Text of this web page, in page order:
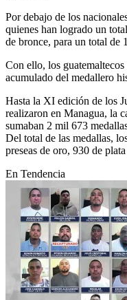
Por debajo de los
quienes han logrado un
de bronce, para un total de
Con ello, los
acumulado del medallero
Hasta la XI edición de los
realizaron en Managua, la
sumaban 2 mil 673
Del total de las medallas,
preseas de oro, 930 de
En Tendencia